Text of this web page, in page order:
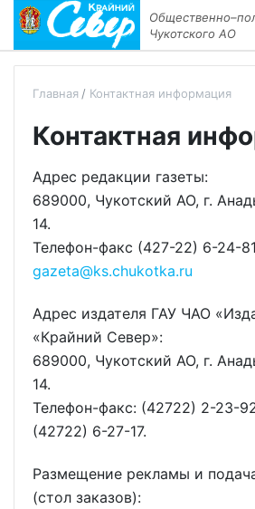
Чукотского АО
Главная Контактная информация
Контактная
Адрес редакции газеты:
689000, Чукотский АО, г.
14.
Телефон-факс (427-22) 6-24-81
gazeta@ks.chukotka.ru
Адрес издателя ГАУ ЧАО
«Крайний Север»:
689000, Чукотский АО, г.
14.
Телефон-факс: (42722) 2-23-
(42722) 6-27-17.
Размещение рекламы и
(стол заказов):